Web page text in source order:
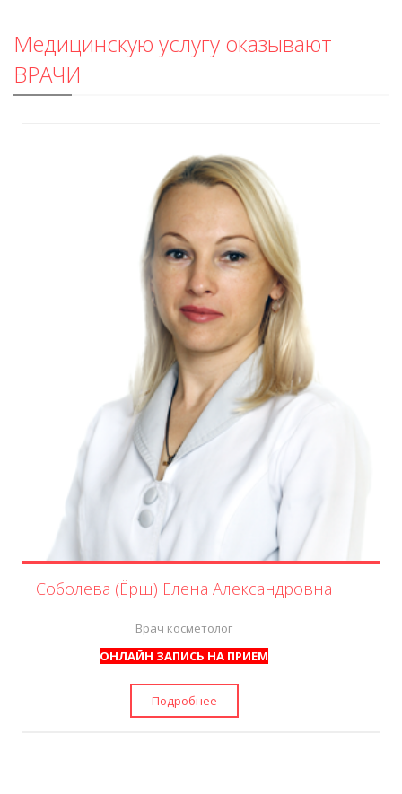
Медицинскую услугу оказывают
ВРАЧИ
Соболева (Ёрш) Елена Александровна
Врач косметолог
ОНЛАЙН ЗАПИСЬ НА ПРИЕМ
Подробнее